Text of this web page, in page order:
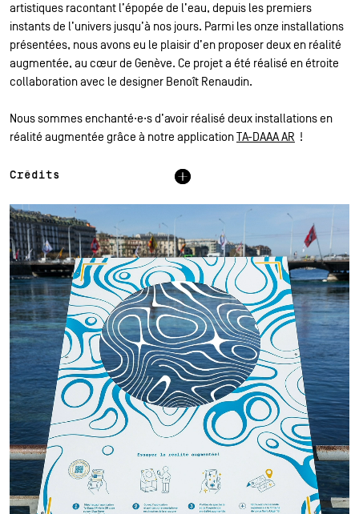
artistiques racontant l’épopée de l’eau, depuis les premiers
instants de l’univers jusqu’à nos jours. Parmi les onze installations
présentées, nous avons eu le plaisir d’en proposer deux en réalité
augmentée, au cœur de Genève. Ce projet a été réalisé en étroite
collaboration avec le designer Benoît Renaudin.
Nous sommes enchanté·e·s d’avoir réalisé deux installations en
réalité augmentée grâce à notre applicationTA-DAAA AR !
Crédits